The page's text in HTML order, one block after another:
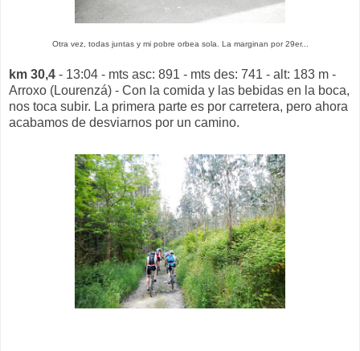
Otra vez, todas juntas y mi pobre orbea sola. La marginan por 29er...
km 30,4 - 13:04 - mts asc: 891 - mts des: 741 - alt: 183 m -
Arroxo (Lourenzá) - Con la comida y las bebidas en la boca,
nos toca subir. La primera parte es por carretera, pero ahora
acabamos de desviarnos por un camino.